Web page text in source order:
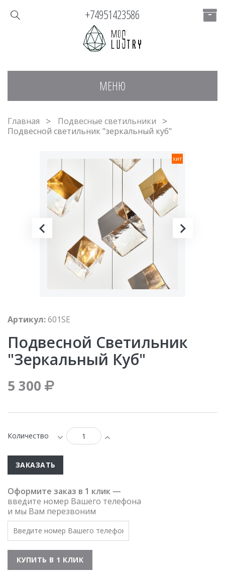
МЕНЮ
+74951423586
Главная
Подвесные светильники
Подвесной светильник "зеркальный куб"
хит
Артикул:601SE
Подвесной Светильник
"зеркальный Куб"
5 300
Количество
ЗАКАЗАТЬ
Оформите заказ в 1 клик —
введите номер Вашего телефона
и мы Вам перезвоним